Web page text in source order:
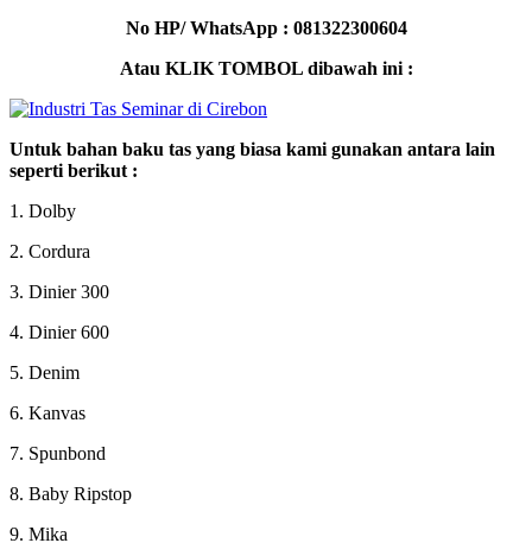
No HP/ WhatsApp : 081322300604
Atau KLIK TOMBOL dibawah ini :
Untuk bahan baku tas yang biasa kami gunakan antara lain
seperti berikut :
1. Dolby
2. Cordura
3. Dinier 300
4. Dinier 600
5. Denim
6. Kanvas
7. Spunbond
8. Baby Ripstop
9. Mika